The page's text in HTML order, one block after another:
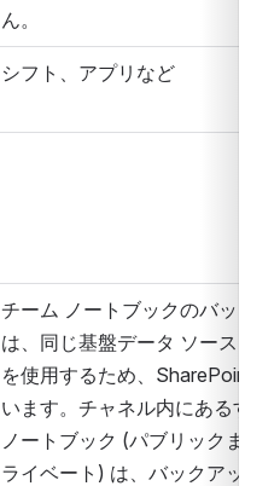
ん。
シフト、アプリなど
チーム ノートブックのバック
は、同じ基盤データ ソース コ
を使用するため、SharePoint
います。チャネル内にあるすべ
ノートブック (パブリックまた
ライベート) は、バックアップ